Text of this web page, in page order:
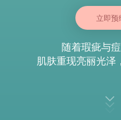
立即预
随着瑕疵与
肌肤重现亮丽光泽